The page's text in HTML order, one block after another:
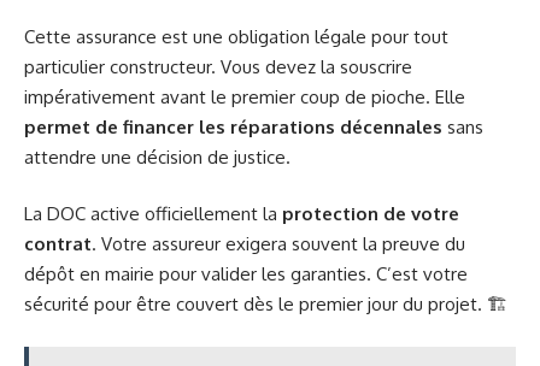
Cette assurance est une obligation légale pour tout
particulier constructeur. Vous devez la souscrire
impérativement avant le premier coup de pioche. Elle
permet de financer les réparations décennales sans
attendre une décision de justice.
La DOC active officiellement la protection de votre
contrat. Votre assureur exigera souvent la preuve du
dépôt en mairie pour valider les garanties. C’est votre
sécurité pour être couvert dès le premier jour du projet. 🏗️